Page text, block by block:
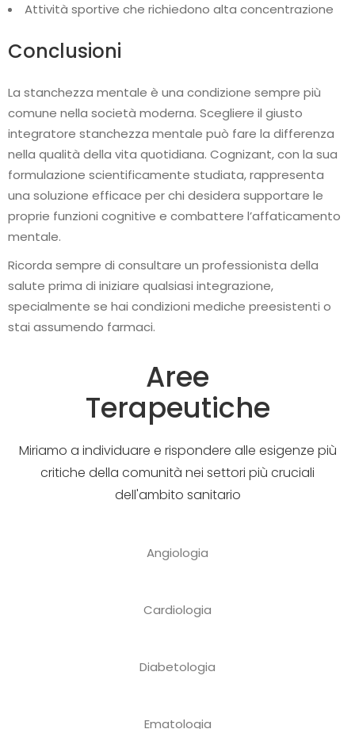
Attività sportive che richiedono alta concentrazione
Conclusioni
La stanchezza mentale è una condizione sempre più
comune nella società moderna. Scegliere il giusto
integratore stanchezza mentale può fare la differenza
nella qualità della vita quotidiana. Cognizant, con la sua
formulazione scientificamente studiata, rappresenta
una soluzione efficace per chi desidera supportare le
proprie funzioni cognitive e combattere l’affaticamento
mentale.
Ricorda sempre di consultare un professionista della
salute prima di iniziare qualsiasi integrazione,
specialmente se hai condizioni mediche preesistenti o
stai assumendo farmaci.
Aree
Terapeutiche
Miriamo a individuare e rispondere alle esigenze più
critiche della comunità nei settori più cruciali
dell'ambito sanitario
Angiologia
Cardiologia
Diabetologia
Ematologia